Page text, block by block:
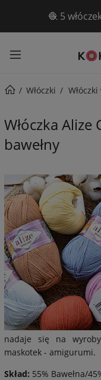
✨Aż 3 wzory
Włóczki
Włóczka
bawełny
nadaje się na
maskotek - amigurumi.
Skład: 55% Bawełna/